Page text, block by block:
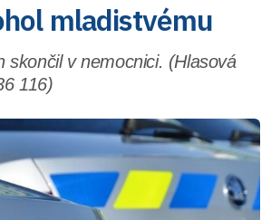
mladistvému
skončil v nemocnici. (Hlasová
116)